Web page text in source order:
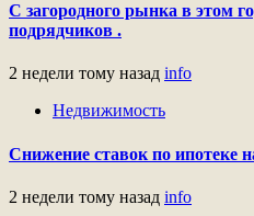
С загородного рынка в этом
подрядчиков .
2 недели тому назад info
Недвижимость
Снижение ставок по ипотеке
2 недели тому назад info